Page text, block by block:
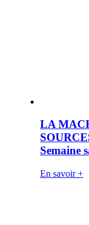
LA
Semaine
En savoir +